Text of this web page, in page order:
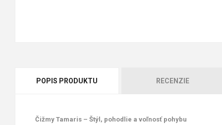
POPIS PRODUKTU RECENZIE
Čižmy Tamaris – Štýl, pohodlie a voľnosť pohybu